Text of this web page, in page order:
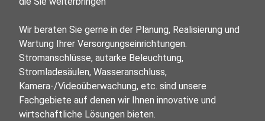
Wir beraten Sie gerne in der Planung, Realisierung und
Wartung Ihrer Versorgungseinrichtungen.
Stromanschlüsse, autarke Beleuchtung,
Stromladesäulen, Wasseranschluss,
Kamera-/Videoüberwachung, etc. sind unsere
Fachgebiete auf denen wir Ihnen innovative und
wirtschaftliche Lösungen bieten.